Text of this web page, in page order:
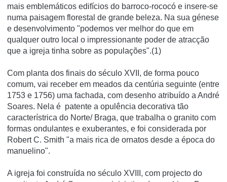
mais emblemáticos edifícios do barroco-rococó e insere-se
numa paisagem florestal de grande beleza. Na sua génese
e desenvolvimento "podemos ver melhor do que em
qualquer outro local o impressionante poder de atracção
que a igreja tinha sobre as populações".(1)
Com planta dos finais do século XVII, de forma pouco
comum, vai receber em meados da centúria seguinte (entre
1753 e 1756) uma fachada, com desenho atribuído a André
Soares. Nela é patente a opulência decorativa tão
característrica do Norte/ Braga, que trabalha o granito com
formas ondulantes e exuberantes, e foi considerada por
Robert C. Smith "a mais rica de ornatos desde a época do
manuelino".
A igreja foi construí­da no século XVIII, com projecto do